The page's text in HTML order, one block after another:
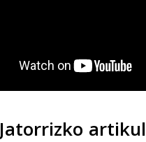
Jatorrizko